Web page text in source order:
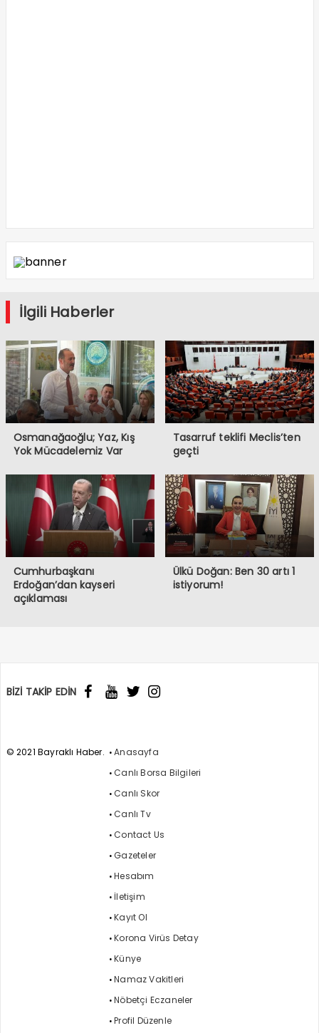
İlgili Haberler
Osmanağaoğlu; Yaz, Kış
Yok Mücadelemiz Var
Tasarruf teklifi Meclis’ten
geçti
Cumhurbaşkanı
Erdoğan’dan kayseri
açıklaması
Ülkü Doğan: Ben 30 artı 1
istiyorum!
BİZİ TAKİP EDİN
© 2021 Bayraklı Haber.
Anasayfa
Canlı Borsa Bilgileri
Canlı Skor
Canlı Tv
Contact Us
Gazeteler
Hesabım
İletişim
Kayıt Ol
Korona Virüs Detay
Künye
Namaz Vakitleri
Nöbetçi Eczaneler
Profil Düzenle